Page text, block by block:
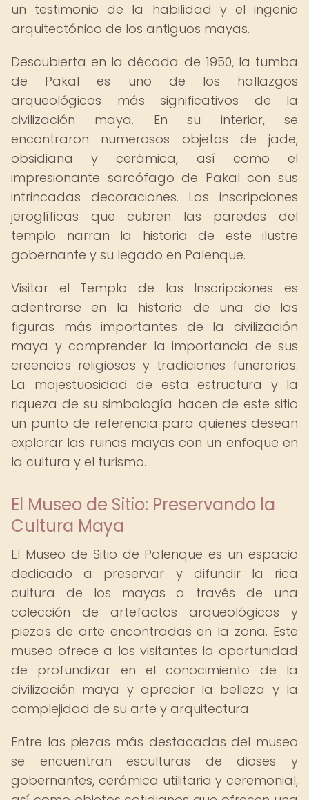
un testimonio de la habilidad y el ingenio
arquitectónico de los antiguos mayas.
Descubierta en la década de 1950, la tumba
de Pakal es uno de los hallazgos
arqueológicos más significativos de la
civilización maya. En su interior, se
encontraron numerosos objetos de jade,
obsidiana y cerámica, así como el
impresionante sarcófago de Pakal con sus
intrincadas decoraciones. Las inscripciones
jeroglíficas que cubren las paredes del
templo narran la historia de este ilustre
gobernante y su legado en Palenque.
Visitar el Templo de las Inscripciones es
adentrarse en la historia de una de las
figuras más importantes de la civilización
maya y comprender la importancia de sus
creencias religiosas y tradiciones funerarias.
La majestuosidad de esta estructura y la
riqueza de su simbología hacen de este sitio
un punto de referencia para quienes desean
explorar las ruinas mayas con un enfoque en
la cultura y el turismo.
El Museo de Sitio: Preservando la
Cultura Maya
El Museo de Sitio de Palenque es un espacio
dedicado a preservar y difundir la rica
cultura de los mayas a través de una
colección de artefactos arqueológicos y
piezas de arte encontradas en la zona. Este
museo ofrece a los visitantes la oportunidad
de profundizar en el conocimiento de la
civilización maya y apreciar la belleza y la
complejidad de su arte y arquitectura.
Entre las piezas más destacadas del museo
se encuentran esculturas de dioses y
gobernantes, cerámica utilitaria y ceremonial,